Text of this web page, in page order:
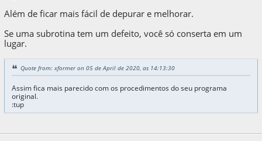
Além de ficar mais fácil de depurar e melhorar.
Se uma subrotina tem um defeito, você só conserta em um
lugar.
Quote from: xformer on 05 de April de 2020, as 14:13:30
Assim fica mais parecido com os procedimentos do seu programa
original.
:tup